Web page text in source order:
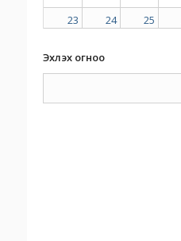
23 24 25
Эхлэх огноо